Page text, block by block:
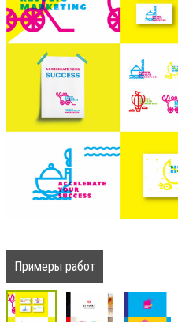
Примеры работ